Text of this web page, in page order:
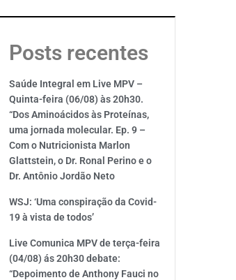
Posts recentes
Saúde Integral em Live MPV –
Quinta-feira (06/08) às 20h30.
“Dos Aminoácidos às Proteínas,
uma jornada molecular. Ep. 9 –
Com o Nutricionista Marlon
Glattstein, o Dr. Ronal Perino e o
Dr. Antônio Jordão Neto
WSJ: ‘Uma conspiração da Covid-
19 à vista de todos’
Live Comunica MPV de terça-feira
(04/08) ás 20h30 debate:
“Depoimento de Anthony Fauci no